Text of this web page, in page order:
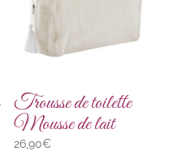
Trousse de toilette
Mousse de lait
26,90€